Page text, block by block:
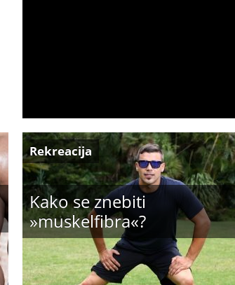
Kako se znebiti
»muskelfibra«?
Rekreacija